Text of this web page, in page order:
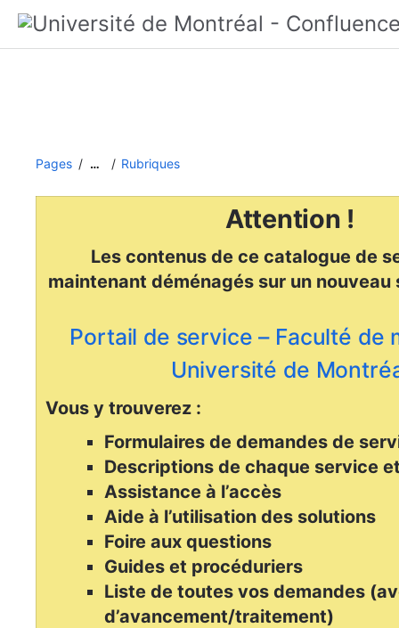
Pages … Rubriques
Attention !
Les contenus de ce catalogue de
maintenant déménagéssur un nouveau
Portail de service – Faculté de
Université de
Vous y trouverez :
Formulaires de demandes de
Descriptions de chaque service
Assistance à l’accès
Aide à l’utilisation des solutions
Foire aux questions
Guides et procéduriers
Liste de toutes vos demandes
d’avancement/traitement)